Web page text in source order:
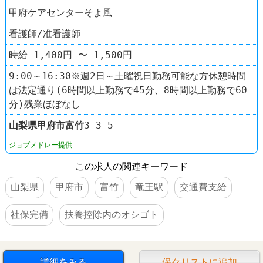
甲府ケアセンターそよ風
看護師/准看護師
時給 1,400円 〜 1,500円
9:00～16:30※週2日～土曜祝日勤務可能な方休憩時間
は法定通り(6時間以上勤務で45分、8時間以上勤務で60
分)残業ほぼなし
山梨県甲府市富竹3-3-5
ジョブメドレー提供
この求人の関連キーワード
山梨県
甲府市 富竹 竜王駅 交通費支給
社保完備 扶養控除内のオシゴト